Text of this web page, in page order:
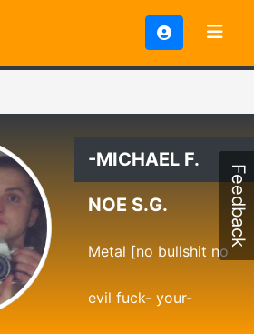
-MICHAEL F.
NOE S.G.
Metal [no bullshit no
evil fuck- your-
Feedback